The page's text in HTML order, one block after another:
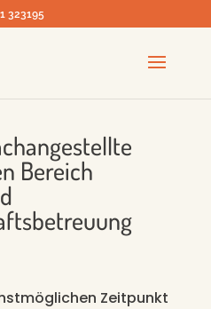
323195
Bereich
Zeitpunkt